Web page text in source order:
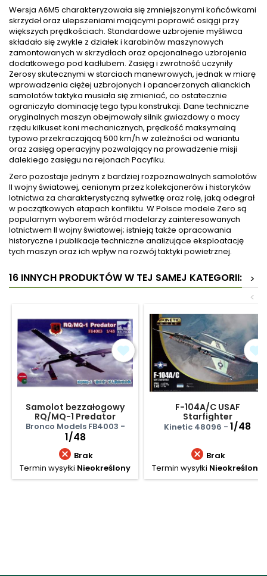
Wersja A6M5 charakteryzowała się zmniejszonymi końcówkami
skrzydeł oraz ulepszeniami mającymi poprawić osiągi przy
większych prędkościach. Standardowe uzbrojenie myśliwca
składało się zwykle z działek i karabinów maszynowych
zamontowanych w skrzydłach oraz opcjonalnego uzbrojenia
dodatkowego pod kadłubem. Zasięg i zwrotność uczyniły
Zerosy skutecznymi w starciach manewrowych, jednak w miarę
wprowadzenia ciężej uzbrojonych i opancerzonych alianckich
samolotów taktyka musiała się zmieniać, co ostatecznie
ograniczyło dominację tego typu konstrukcji. Dane techniczne
oryginalnych maszyn obejmowały silnik gwiazdowy o mocy
rzędu kilkuset koni mechanicznych, prędkość maksymalną
typowo przekraczającą 500 km/h w zależności od wariantu
oraz zasięg operacyjny pozwalający na prowadzenie misji
dalekiego zasięgu na rejonach Pacyfiku.
Zero pozostaje jednym z bardziej rozpoznawalnych samolotów
II wojny światowej, cenionym przez kolekcjonerów i historyków
lotnictwa za charakterystyczną sylwetkę oraz rolę, jaką odegrał
w początkowych etapach konfliktu. W Polsce modele Zero są
popularnym wyborem wśród modelarzy zainteresowanych
lotnictwem II wojny światowej; istnieją także opracowania
historyczne i publikacje techniczne analizujące eksploatację
tych maszyn oraz ich wpływ na rozwój taktyki powietrznej.
16 INNYCH PRODUKTÓW W TEJ SAMEJ KATEGORII:
>
<
Samolot bezzałogowy
RQ/MQ-1 Predator
Bronco Models FB4003 -
1/48
 Brak
Termin wysyłki Nieokreślony
F-104A/C USAF
Starfighter
Kinetic 48096 - 1/48
 Brak
Termin wysyłki Nieokreślony